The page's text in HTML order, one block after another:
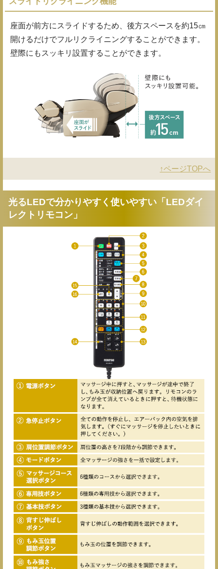
座面が前方にスライドするため、後方スペースを約15㎝
開けるだけでフルリクライニングすることができます。
壁際にもスッキリ設置することができます。
↑ページTOPへ
光るLEDで分かりやすく使いやすい「LEDダイ
レクトリモコン」